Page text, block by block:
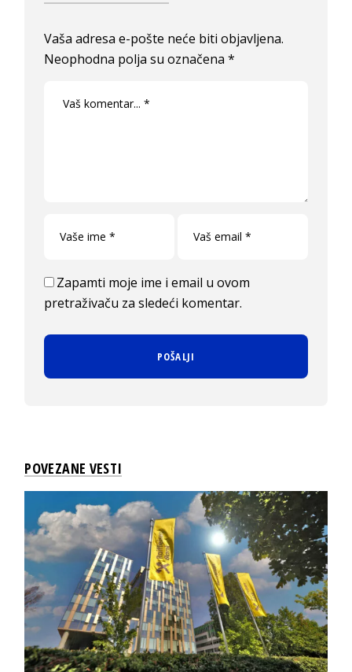
Vaša adresa e-pošte neće biti objavljena.
Neophodna polja su označena*
Zapamti moje ime i email u ovom
pretraživaču za sledeći komentar.
POVEZANE VESTI